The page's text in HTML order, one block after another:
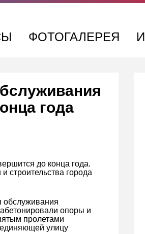
ФОТОГАЛЕРЕЯ
года
до конца года.
строительства города
обслуживания
опоры и
пролетами
улицу